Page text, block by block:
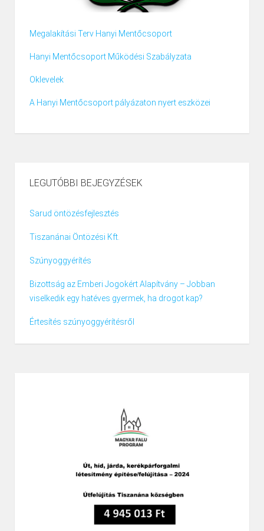
Megalakítási Terv Hanyi Mentőcsoport
Hanyi Mentőcsoport Működési Szabályzata
Oklevelek
A Hanyi Mentőcsoport pályázaton nyert eszközei
LEGUTÓBBI BEJEGYZÉSEK
Sarud öntözésfejlesztés
Tiszanánai Öntözési Kft.
Szúnyoggyérítés
Bizottság az Emberi Jogokért Alapítvány – Jobban
viselkedik egy hatéves gyermek, ha drogot kap?
Értesítés szúnyoggyérítésről